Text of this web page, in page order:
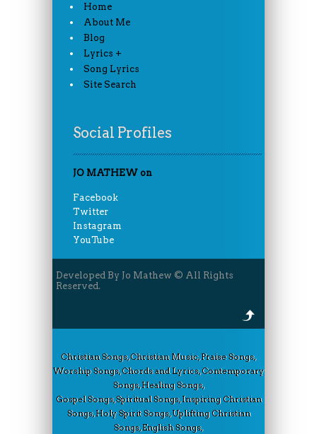
Home
About Me
Blog
Lyrics +
Song Lyrics
Site Search
Social Profiles
JO MATHEW on
Facebook
Twitter
Instagram
YouTube
Developed By Jo Mathew © All Rights
Reserved.
Christian Songs, Christian Music, Praise Songs,
Worship Songs, Chords and Lyrics, Contemporary
Songs, Healing Songs,
Gospel Songs, Spiritual Songs, Inspiring Christian
Songs, Holy Spirit Songs, Uplifting Christian
Songs, English Songs,